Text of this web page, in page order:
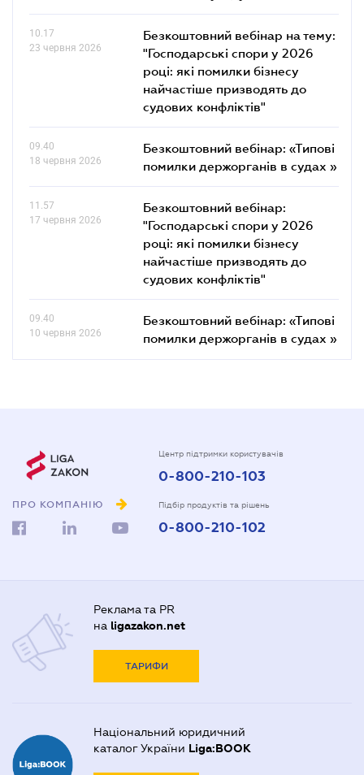
10.17
23 червня 2026
Безкоштовний вебінар на тему:
"Господарські спори у 2026
році: які помилки бізнесу
найчастіше призводять до
судових конфліктів"
09.40
18 червня 2026
Безкоштовний вебінар: «Типові
помилки держорганів в судах »
11.57
17 червня 2026
Безкоштовний вебінар:
"Господарські спори у 2026
році: які помилки бізнесу
найчастіше призводять до
судових конфліктів"
09.40
10 червня 2026
Безкоштовний вебінар: «Типові
помилки держорганів в судах »
ПРО КОМПАНІЮ
Центр підтримки користувачів
0-800-210-103
Підбір продуктів та рішень
0-800-210-102
Реклама та PR
на ligazakon.net
ТАРИФИ
Національний юридичний
каталог України Liga:BOOK